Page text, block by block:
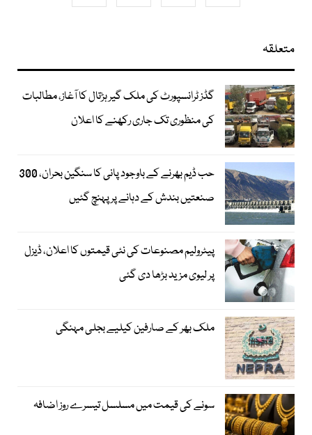
متعلقہ
گڈز ٹرانسپورٹ کی ملک گیر ہڑتال کا آغاز، مطالبات
کی منظوری تک جاری رکھنے کا اعلان
حب ڈیم بھرنے کے باوجود پانی کا سنگین بحران، 300
صنعتیں بندش کے دہانے پر پہنچ گئیں
پیٹرولیم مصنوعات کی نئی قیمتوں کا اعلان، ڈیزل
پر لیوی مزید بڑھا دی گئی
ملک بھر کے صارفین کیلیے بجلی مہنگی
سونے کی قیمت میں مسلسل تیسرے روز اضافہ